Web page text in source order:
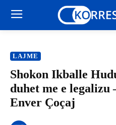
LAJME
Shokon Ikballe
duhet me e legalizu
Enver Çoçaj